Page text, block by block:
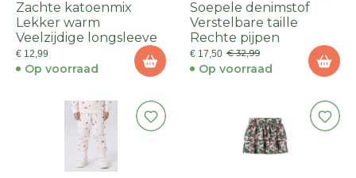
Zachte katoenmix
Lekker warm
Veelzijdige longsleeve
€ 12,99
Op voorraad
Soepele denimstof
Verstelbare taille
Rechte pijpen
€ 17,50 € 32,99
Op voorraad